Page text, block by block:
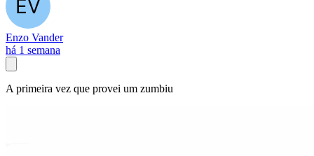
Enzo Vander
há 1 semana
A primeira vez que provei um zumbiu